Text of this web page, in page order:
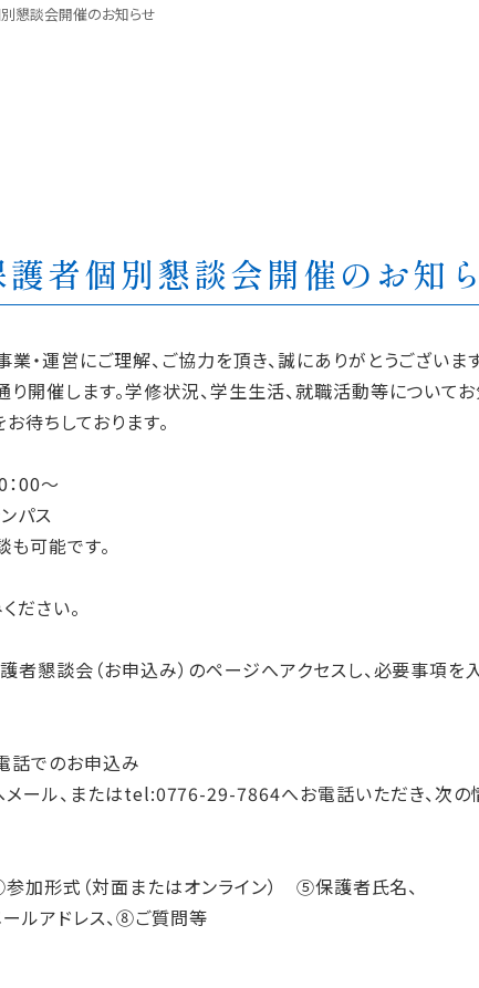
懇談会開催のお知らせ
者個別懇談会開催のお知
運営にご理解、ご協力を頂き、誠にありがとうございま
開催します。学修状況、学生生活、就職活動等について
待ちしております。
00～
パス
可能です。
ださい。
懇談会（お申込み）のページへアクセスし、必要事項を
話でのお申込み
ル、またはtel:0776-29-7864へお電話いただき、次の
形式（対面またはオンライン） ⑤保護者氏名、
ルアドレス、⑧ご質問等